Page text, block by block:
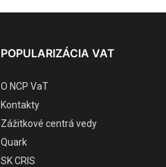
POPULARIZÁCIA VAT
O NCP VaT
Kontakty
Zážitkové centrá vedy
Quark
SK CRIS